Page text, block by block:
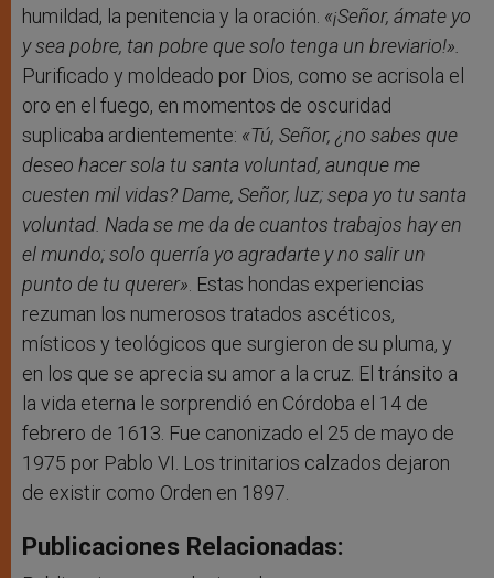
humildad, la penitencia y la oración. «¡Señor, ámate yo
y sea pobre, tan pobre que solo tenga un breviario!».
Purificado y moldeado por Dios, como se acrisola el
oro en el fuego, en momentos de oscuridad
suplicaba ardientemente: «Tú, Señor, ¿no sabes que
deseo hacer sola tu santa voluntad, aunque me
cuesten mil vidas? Dame, Señor, luz; sepa yo tu santa
voluntad. Nada se me da de cuantos trabajos hay en
el mundo; solo querría yo agradarte y no salir un
punto de tu querer» . Estas hondas experiencias
rezuman los numerosos tratados ascéticos,
místicos y teológicos que surgieron de su pluma, y
en los que se aprecia su amor a la cruz. El tránsito a
la vida eterna le sorprendió en Córdoba el 14 de
febrero de 1613. Fue canonizado el 25 de mayo de
1975 por Pablo VI. Los trinitarios calzados dejaron
de existir como Orden en 1897.
Publicaciones Relacionadas: